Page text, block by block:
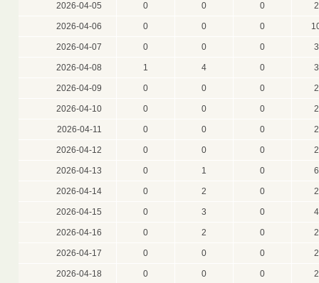
2026-04-05 0 0 0
2026-04-06 0 0 0
2026-04-07 0 0 0
2026-04-08 1 4 0
2026-04-09 0 0 0
2026-04-10 0 0 0
2026-04-11 0 0 0
2026-04-12 0 0 0
2026-04-13 0 1 0
2026-04-14 0 2 0
2026-04-15 0 3 0
2026-04-16 0 2 0
2026-04-17 0 0 0
2026-04-18 0 0 0